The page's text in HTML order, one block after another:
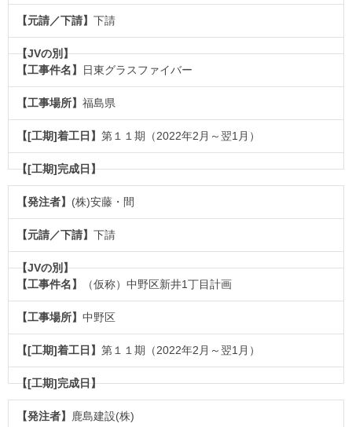
下請
日東グラスファイバー
福島県
第１１期（2022年2月～翌1月）
(株)安藤・間
下請
（仮称）中野区新井1丁目計画
中野区
第１１期（2022年2月～翌1月）
鹿島建設(株)